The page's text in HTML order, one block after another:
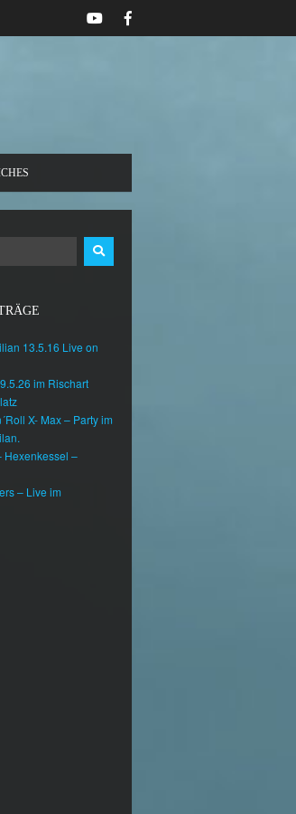
13.5.16 Live on
im Rischart
X- Max – Party im
Hexenkessel –
– Live im